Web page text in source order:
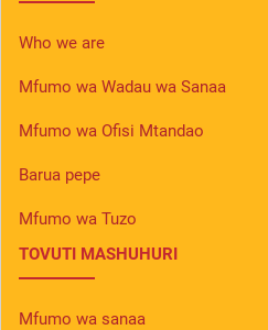
Who we are
Mfumo wa Wadau wa Sanaa
Mfumo wa Ofisi Mtandao
Barua pepe
Mfumo wa Tuzo
TOVUTI MASHUHURI
Mfumo wa sanaa